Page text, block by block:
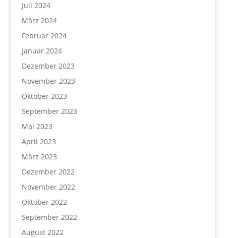
Juli 2024
März 2024
Februar 2024
Januar 2024
Dezember 2023
November 2023
Oktober 2023
September 2023
Mai 2023
April 2023
März 2023
Dezember 2022
November 2022
Oktober 2022
September 2022
August 2022